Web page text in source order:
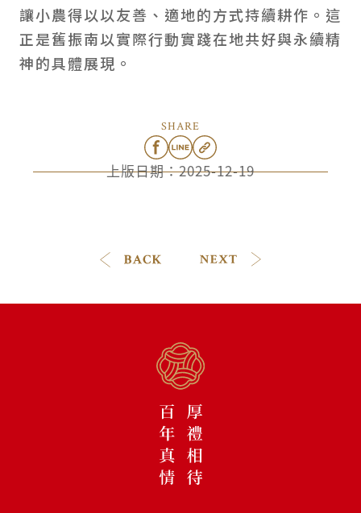
讓小農得以以友善、適地的方式持續耕作。這
正是舊振南以實際行動實踐在地共好與永續精
神的具體展現。
上版日期：2025-12-19
SHARE